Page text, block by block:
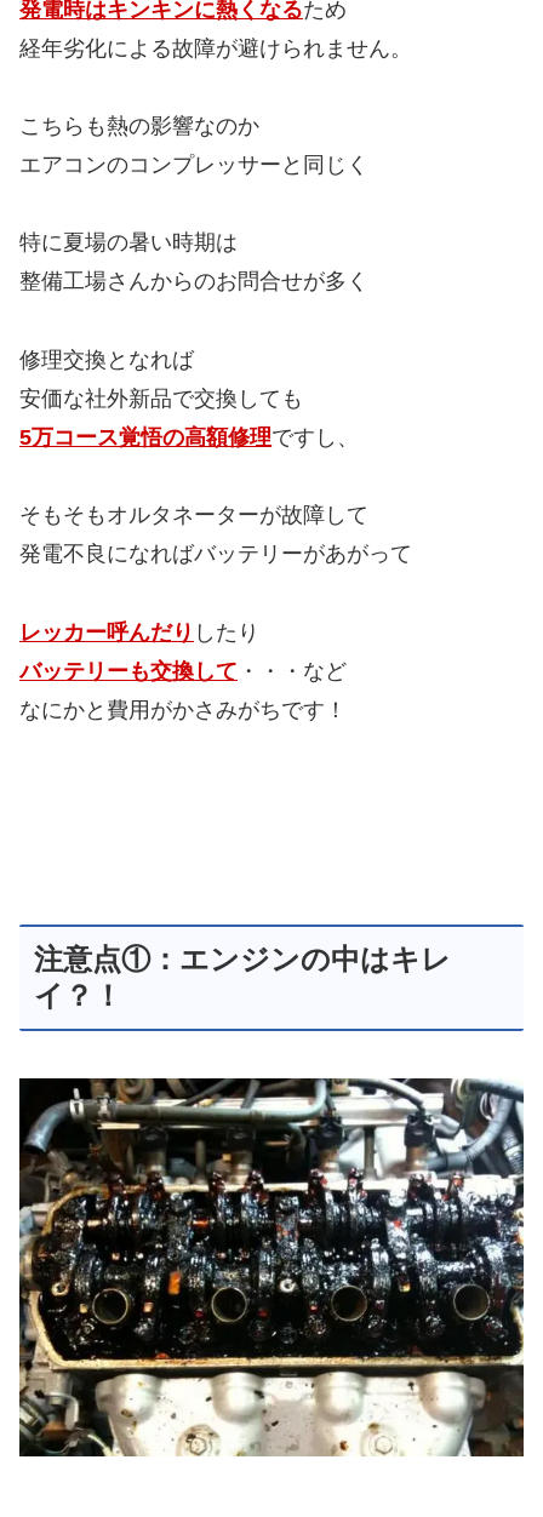
発電時はキンキンに熱くなるため
経年劣化による故障が避けられません。
こちらも熱の影響なのか
エアコンのコンプレッサーと同じく
特に夏場の暑い時期は
整備工場さんからのお問合せが多く
修理交換となれば
安価な社外新品で交換しても
5万コース覚悟の高額修理ですし、
そもそもオルタネーターが故障して
発電不良になればバッテリーがあがって
レッカー呼んだり したり
バッテリーも交換して ・・・など
なにかと費用がかさみがちです！
注意点①：エンジンの中はキレ
イ？！